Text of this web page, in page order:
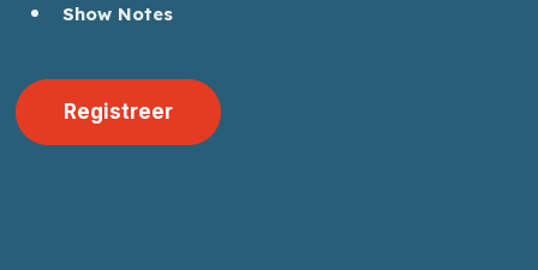
Show Notes
Registreer